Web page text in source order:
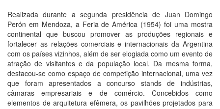
Realizada durante a segunda presidência de Juan Domingo
Perón em Mendoza, a Feria de América (1954) foi uma mostra
continental que buscou promover as produções regionais e
fortalecer as relações comerciais e internacionais da Argentina
com os países vizinhos, além de ser elogiada como um evento de
atração de visitantes e da população local. Da mesma forma,
destacou-se como espaço de competição internacional, uma vez
que foram apresentados a concurso stands de indústrias,
câmaras empresariais e de comércio. Concebidos como
elementos de arquitetura efêmera, os pavilhões projetados para